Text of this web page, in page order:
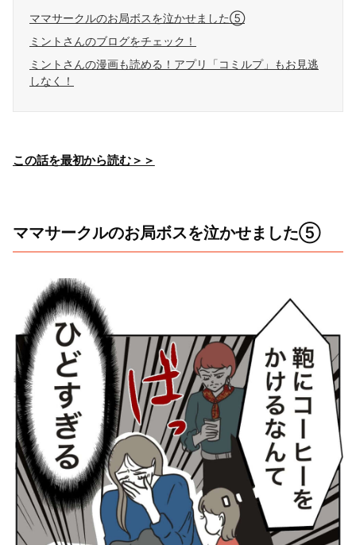
ママサークルのお局ボスを泣かせました⑤
ミントさんのブログをチェック！
ミントさんの漫画も読める！アプリ「コミルプ」もお見逃
しなく！
この話を最初から読む＞＞
ママサークルのお局ボスを泣かせました⑤